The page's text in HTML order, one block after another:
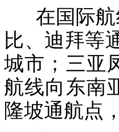
在国际航
比、迪拜等
城市；三亚
航线向东南
隆坡通航点